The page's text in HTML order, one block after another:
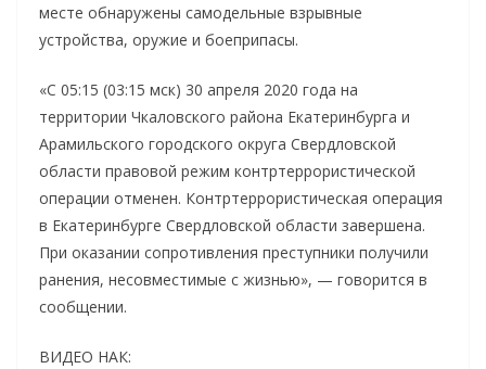
месте обнаружены самодельные взрывные
устройства, оружие и боеприпасы.
«С 05:15 (03:15 мск) 30 апреля 2020 года на
территории Чкаловского района Екатеринбурга и
Арамильского городского округа Свердловской
области правовой режим контртеррористической
операции отменен. Контртеррористическая операция
в Екатеринбурге Свердловской области завершена.
При оказании сопротивления преступники получили
ранения, несовместимые с жизнью», — говорится в
сообщении.
ВИДЕО НАК: